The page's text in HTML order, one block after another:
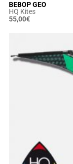
BEBOP GEO
HQ Kites
55,00€